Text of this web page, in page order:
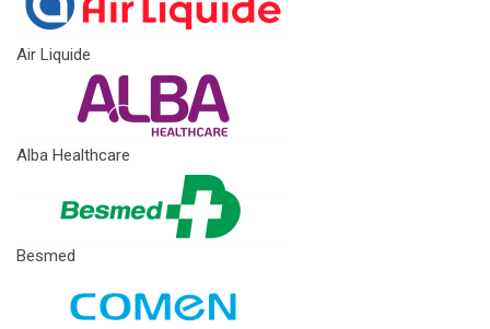
Air Liquide
Alba Healthcare
Besmed